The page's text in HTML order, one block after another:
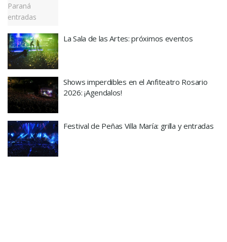
La Sala de las Artes: próximos eventos
Shows imperdibles en el Anfiteatro Rosario
2026: ¡Agendalos!
Festival de Peñas Villa María: grilla y entradas